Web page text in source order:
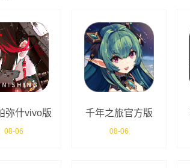
弥什vivo版
08-06
千年之旅官方版
08-06